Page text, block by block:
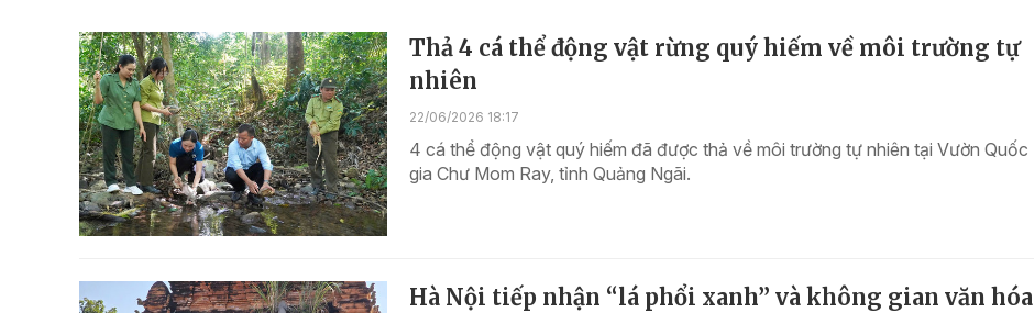
Thả 4 cá thể động vật rừng quý hiếm về môi trường tự
nhiên
22/06/2026 18:17
4 cá thể động vật quý hiếm đã được thả về môi trường tự nhiên tại Vườn Quốc
gia Chư Mom Ray, tỉnh Quảng Ngãi.
Hà Nội tiếp nhận “lá phổi xanh” và không gian văn hóa